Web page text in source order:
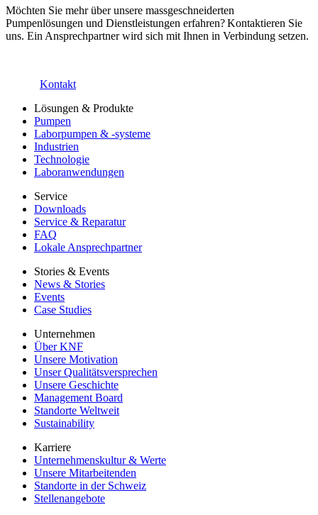
Möchten Sie mehr über unsere massgeschneiderten
Pumpenlösungen und Dienstleistungen erfahren? Kontaktieren Sie
uns. Ein Ansprechpartner wird sich mit Ihnen in Verbindung setzen.
Kontakt
Lösungen & Produkte
Pumpen
Laborpumpen & -systeme
Industrien
Technologie
Laboranwendungen
Service
Downloads
Service & Reparatur
FAQ
Lokale Ansprechpartner
Stories & Events
News & Stories
Events
Case Studies
Unternehmen
Über KNF
Unsere Motivation
Unser Qualitätsversprechen
Unsere Geschichte
Management Board
Standorte Weltweit
Sustainability
Karriere
Unternehmenskultur & Werte
Unsere Mitarbeitenden
Standorte in der Schweiz
Stellenangebote